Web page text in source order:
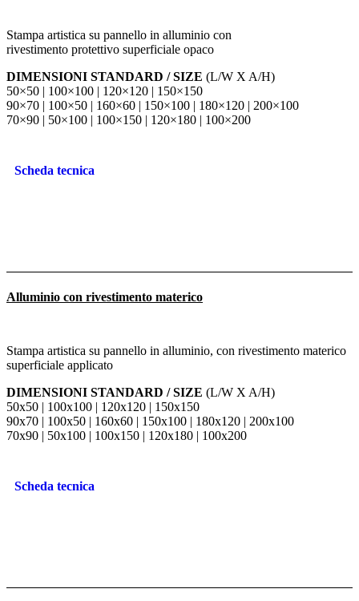
Stampa artistica su pannello in alluminio con
rivestimento protettivo superficiale opaco
DIMENSIONI STANDARD / SIZE (L/W X A/H)
50×50 | 100×100 | 120×120 | 150×150
90×70 | 100×50 | 160×60 | 150×100 | 180×120 | 200×100
70×90 | 50×100 | 100×150 | 120×180 | 100×200
Scheda tecnica
Alluminio con rivestimento materico
Stampa artistica su pannello in alluminio, con rivestimento materico
superficiale applicato
DIMENSIONI STANDARD / SIZE (L/W X A/H)
50x50 | 100x100 | 120x120 | 150x150
90x70 | 100x50 | 160x60 | 150x100 | 180x120 | 200x100
70x90 | 50x100 | 100x150 | 120x180 | 100x200
Scheda tecnica